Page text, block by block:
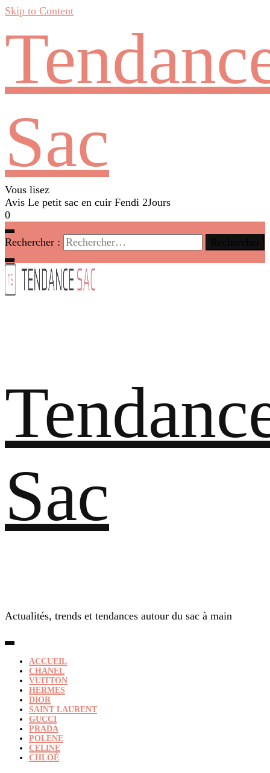
Skip to Content
Sac
Vous lisez
Avis Le petit sac en cuir Fendi 2Jours
0
Rechercher :
Sac
Actualités, trends et tendances autour du sac à main
ACCUEIL
CHANEL
VUITTON
HERMES
DIOR
SAINT LAURENT
GUCCI
PRADA
POLENE
CELINE
CHLOÉ